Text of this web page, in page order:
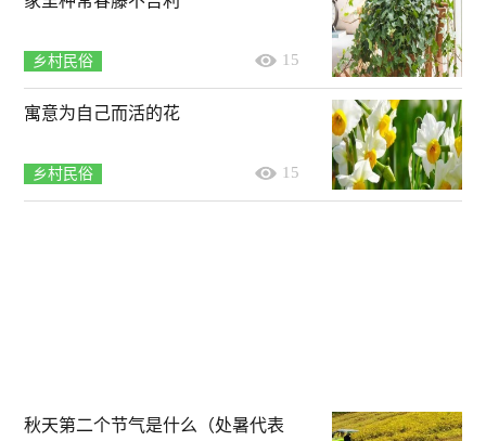
乡村民俗 15
寓意为自己而活的花
乡村民俗 15
秋天第二个节气是什么（处暑代表